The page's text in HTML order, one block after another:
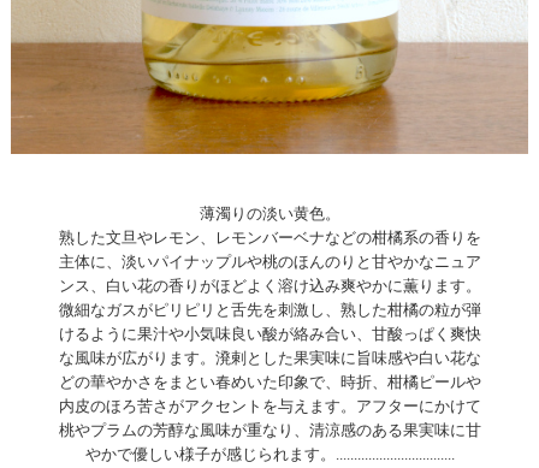
薄濁りの淡い黄色。
熟した文旦やレモン、レモンバーベナなどの柑橘系の香りを
主体に、淡いパイナップルや桃のほんのりと甘やかなニュア
ンス、白い花の香りがほどよく溶け込み爽やかに薫ります。
微細なガスがピリピリと舌先を刺激し、熟した柑橘の粒が弾
けるように果汁や小気味良い酸が絡み合い、甘酸っぱく爽快
な風味が広がります。溌剌とした果実味に旨味感や白い花な
どの華やかさをまとい春めいた印象で、時折、柑橘ピールや
内皮のほろ苦さがアクセントを与えます。アフターにかけて
桃やプラムの芳醇な風味が重なり、清涼感のある果実味に甘
やかで優しい様子が感じられます。.................................